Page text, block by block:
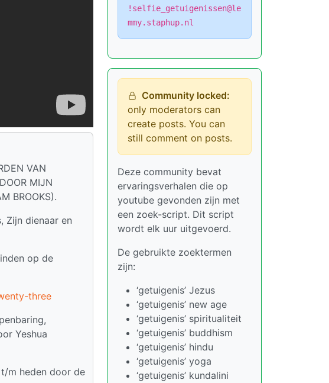
VAN
MIJN
BROOKS).
Zijn dienaar en
op de
three
Yeshua
m heden door de
!selfie_getuigenissen@le
mmy.staphup.nl
Community locked:
only moderators can
create posts. You can
still comment on posts.
Deze community bevat
ervaringsverhalen die op
youtube gevonden zijn met
een zoek-script. Dit script
wordt elk uur uitgevoerd.
De gebruikte zoektermen
zijn:
‘getuigenis’ Jezus
‘getuigenis’ new age
‘getuigenis’ spiritualiteit
‘getuigenis’ buddhism
‘getuigenis’ hindu
‘getuigenis’ yoga
‘getuigenis’ kundalini